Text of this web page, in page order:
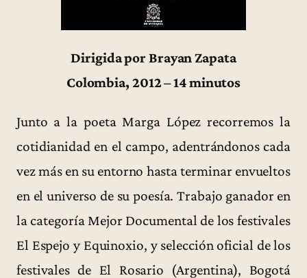
Dirigida por Brayan Zapata
Colombia, 2012 – 14 minutos
Junto a la poeta Marga López recorremos la
cotidianidad en el campo, adentrándonos cada
vez más en su entorno hasta terminar envueltos
en el universo de su poesía. Trabajo ganador en
la categoría Mejor Documental de los festivales
El Espejo y Equinoxio, y selección oficial de los
festivales de El Rosario (Argentina), Bogotá